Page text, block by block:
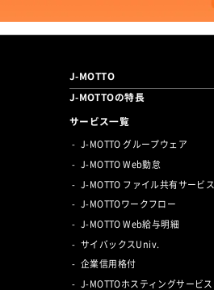
J-MOTTO
J-MOTTOの特長
サービス一覧
J-MOTTO グループウェア
J-MOTTO Web勤怠
J-MOTTO ファイル共有サービス
J-MOTTOワークフロー
J-MOTTO Web給与明細
サイバックスUniv.
企業信用格付
J-MOTTOホスティングサービス